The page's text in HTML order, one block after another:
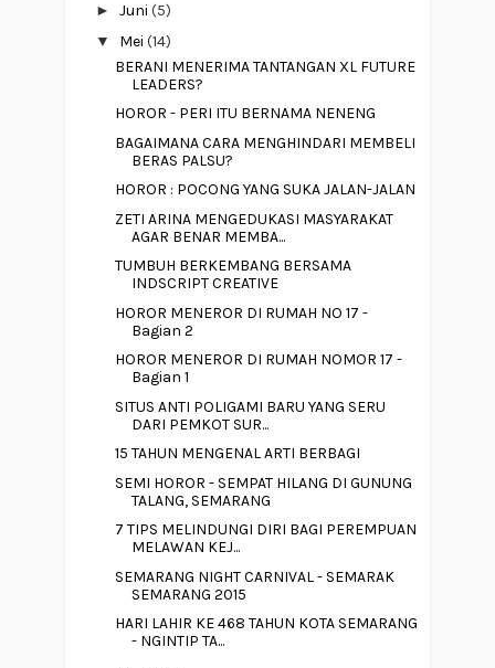
► Juni (5)
▼ Mei (14)
BERANI MENERIMA TANTANGAN XL FUTURE
LEADERS?
HOROR - PERI ITU BERNAMA NENENG
BAGAIMANA CARA MENGHINDARI MEMBELI
BERAS PALSU?
HOROR : POCONG YANG SUKA JALAN-JALAN
ZETI ARINA MENGEDUKASI MASYARAKAT
AGAR BENAR MEMBA...
TUMBUH BERKEMBANG BERSAMA
INDSCRIPT CREATIVE
HOROR MENEROR DI RUMAH NO 17 -
Bagian 2
HOROR MENEROR DI RUMAH NOMOR 17 -
Bagian 1
SITUS ANTI POLIGAMI BARU YANG SERU
DARI PEMKOT SUR...
15 TAHUN MENGENAL ARTI BERBAGI
SEMI HOROR - SEMPAT HILANG DI GUNUNG
TALANG, SEMARANG
7 TIPS MELINDUNGI DIRI BAGI PEREMPUAN
MELAWAN KEJ...
SEMARANG NIGHT CARNIVAL - SEMARAK
SEMARANG 2015
HARI LAHIR KE 468 TAHUN KOTA SEMARANG
- NGINTIP TA...